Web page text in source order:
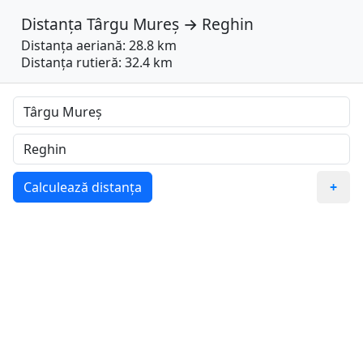
Distanța Târgu Mureș → Reghin
Distanța aeriană: 28.8 km
Distanța rutieră: 32.4 km
Calculează distanța +